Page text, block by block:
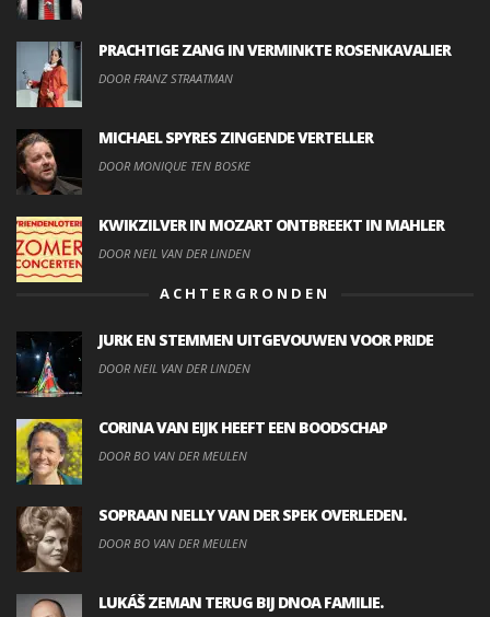
PRACHTIGE ZANG IN VERMINKTE ROSENKAVALIER
DOOR FRANZ STRAATMAN
MICHAEL SPYRES ZINGENDE VERTELLER
DOOR MONIQUE TEN BOSKE
KWIKZILVER IN MOZART ONTBREEKT IN MAHLER
DOOR NEIL VAN DER LINDEN
ACHTERGRONDEN
JURK EN STEMMEN UITGEVOUWEN VOOR PRIDE
DOOR NEIL VAN DER LINDEN
CORINA VAN EIJK HEEFT EEN BOODSCHAP
DOOR BO VAN DER MEULEN
SOPRAAN NELLY VAN DER SPEK OVERLEDEN.
DOOR BO VAN DER MEULEN
LUKÁŠ ZEMAN TERUG BIJ DNOA FAMILIE.